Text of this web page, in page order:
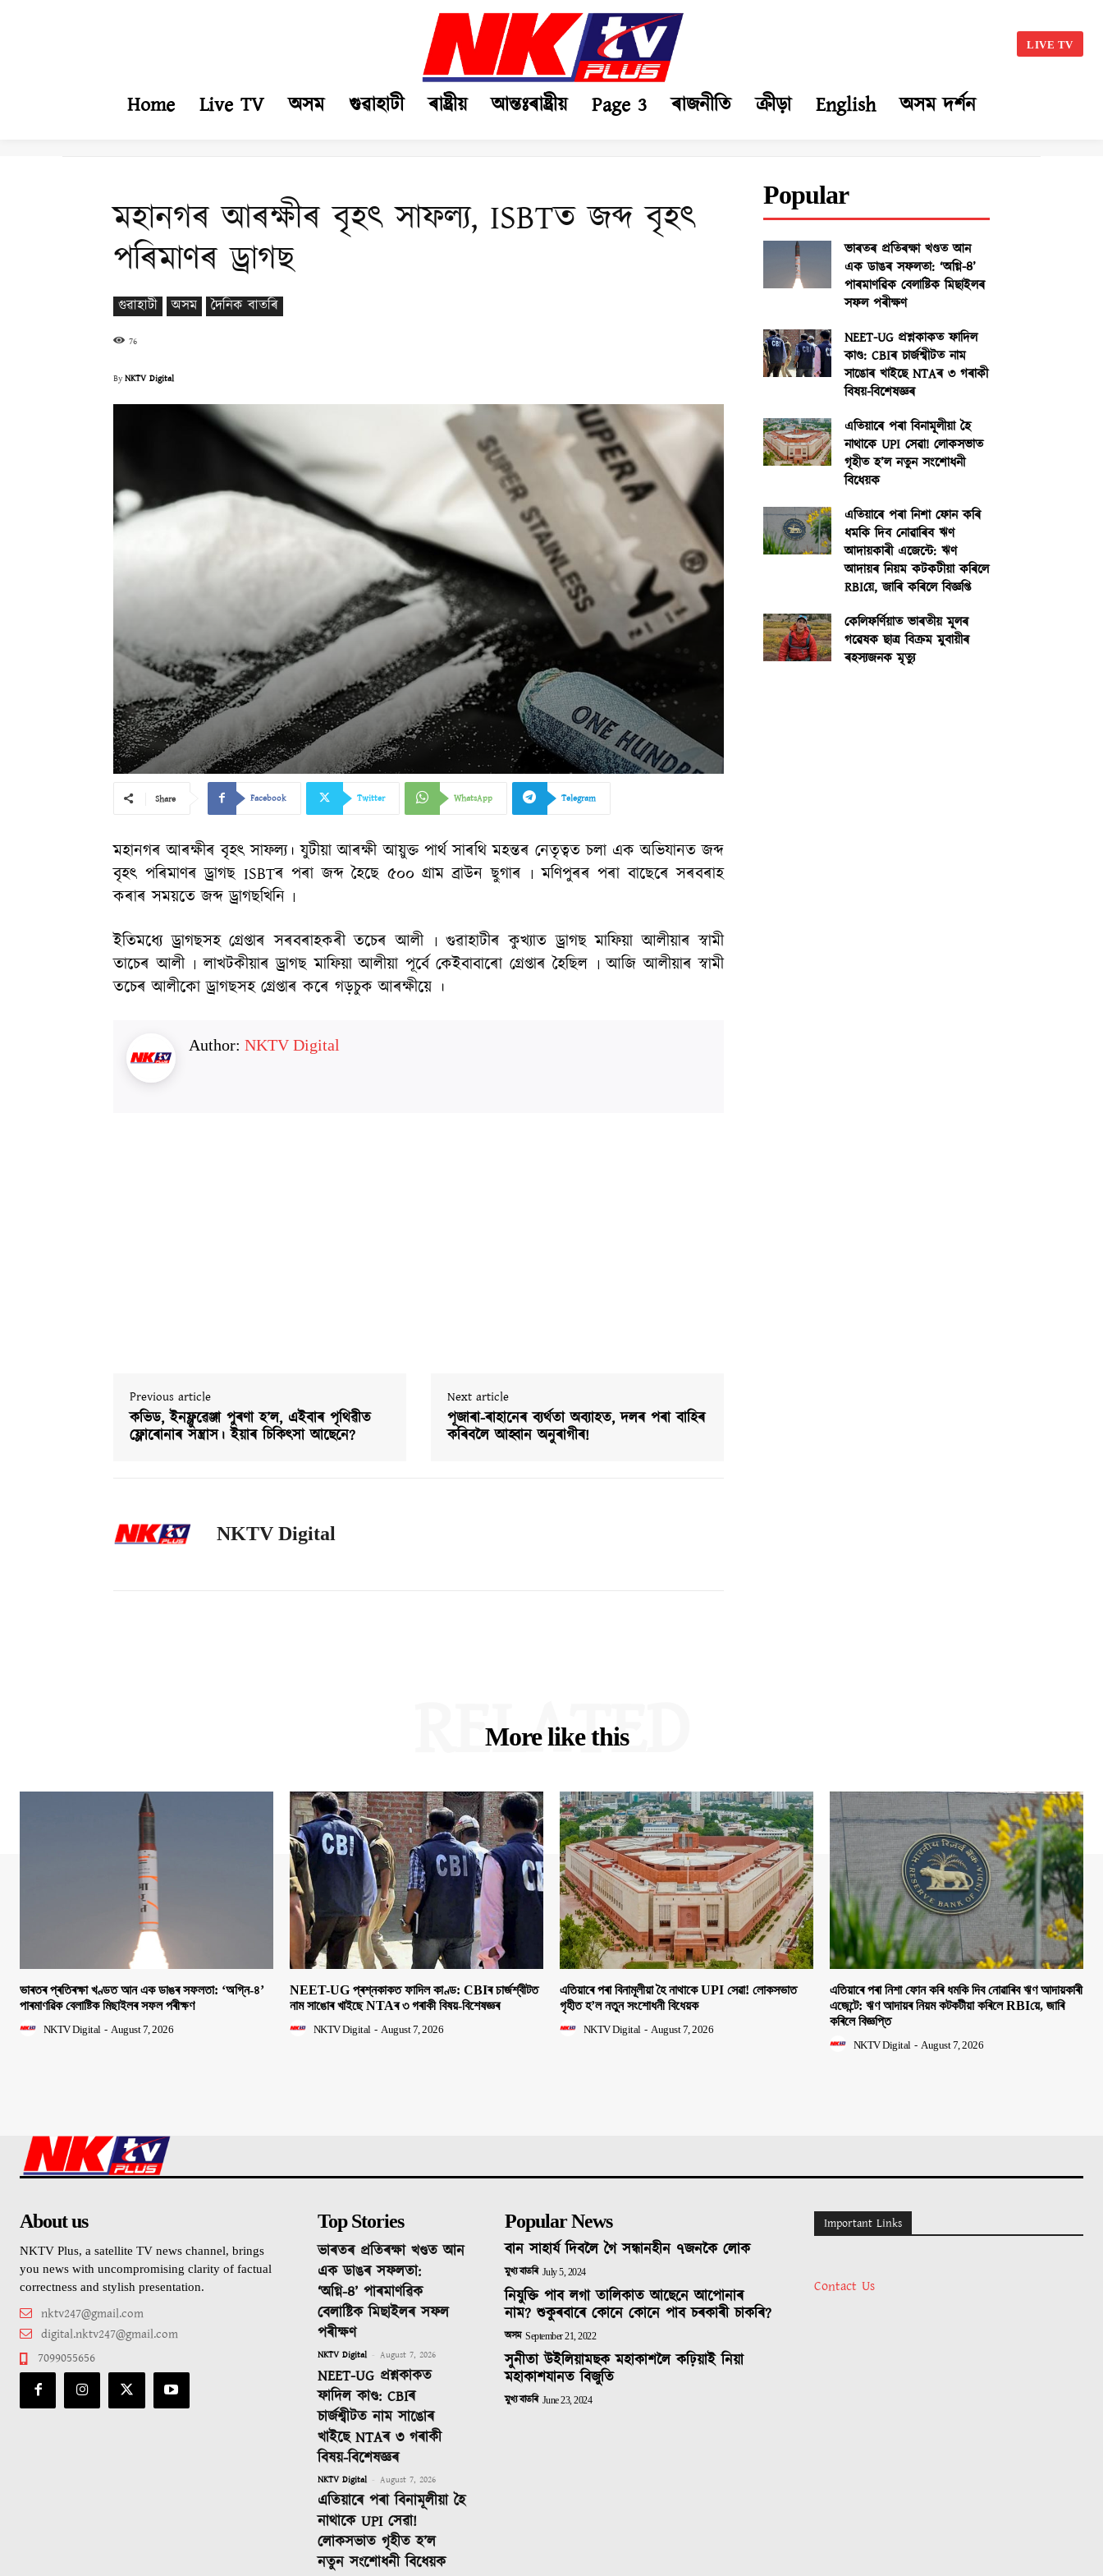
LIVE TV
Home Live TV অসম গুৱাহাটী ৰাষ্ট্ৰীয় আন্তঃৰাষ্ট্ৰীয় Page 3 ৰাজনীতি ক্ৰীড়া English অসম দৰ্শন
মহানগৰ আৰক্ষীৰ বৃহৎ সাফল্য, ISBTত জব্দ বৃহৎ
পৰিমাণৰ ড্ৰাগছ
গুৱাহাটী অসম দৈনিক বাতৰি
76
ByNKTV Digital
Share Facebook Twitter WhatsApp Telegram
মহানগৰ আৰক্ষীৰ বৃহৎ সাফল্য। যুটীয়া আৰক্ষী আয়ুক্ত পাৰ্থ সাৰথি মহন্তৰ নেতৃত্বত চলা এক অভিযানত জব্দ
বৃহৎ পৰিমাণৰ ড্ৰাগছ ISBTৰ পৰা জব্দ হৈছে ৫০০ গ্ৰাম ব্ৰাউন ছুগাৰ ৷ মণিপুৰৰ পৰা বাছেৰে সৰবৰাহ
কৰাৰ সময়তে জব্দ ড্ৰাগছখিনি ৷
ইতিমধ্যে ড্ৰাগছসহ গ্ৰেপ্তাৰ সৰবৰাহকৰী তচেৰ আলী ৷ গুৱাহাটীৰ কুখ্যাত ড্ৰাগছ মাফিয়া আলীয়াৰ স্বামী
তাচেৰ আলী ৷ লাখটকীয়াৰ ড্ৰাগছ মাফিয়া আলীয়া পূৰ্বে কেইবাবাৰো গ্ৰেপ্তাৰ হৈছিল ৷ আজি আলীয়াৰ স্বামী
তচেৰ আলীকো ড্ৰাগছসহ গ্ৰেপ্তাৰ কৰে গড়চুক আৰক্ষীয়ে ।
Author: NKTV Digital
Previous article
কভিড, ইনফ্লুৱেঞ্জা পুৰণা হ’ল, এইবাৰ পৃথিৱীত
ফ্লোৰোনাৰ সন্ত্ৰাস। ইয়াৰ চিকিৎসা আছেনে?
Next article
পূজাৰা-ৰাহানেৰ ব্যৰ্থতা অব্যাহত, দলৰ পৰা বাহিৰ
কৰিবলৈ আহ্বান অনুৰাগীৰ!
NKTV Digital
Popular
ভাৰতৰ প্ৰতিৰক্ষা খণ্ডত আন
এক ডাঙৰ সফলতা: ‘অগ্নি-৪’
পাৰমাণৱিক বেলাষ্টিক মিছাইলৰ
সফল পৰীক্ষণ
NEET-UG প্ৰশ্নকাকত ফাদিল
কাণ্ড: CBIৰ চাৰ্জশ্বীটত নাম
সাঙোৰ খাইছে NTAৰ ৩ গৰাকী
বিষয়-বিশেষজ্ঞৰ
এতিয়াৰে পৰা বিনামূলীয়া হৈ
নাথাকে UPI সেৱা! লোকসভাত
গৃহীত হ’ল নতুন সংশোধনী
বিধেয়ক
এতিয়াৰে পৰা নিশা ফোন কৰি
ধমকি দিব নোৱাৰিব ঋণ
আদায়কাৰী এজেন্টে: ঋণ
আদায়ৰ নিয়ম কটকটীয়া কৰিলে
RBIয়ে, জাৰি কৰিলে বিজ্ঞপ্তি
কেলিফৰ্ণিয়াত ভাৰতীয় মূলৰ
গৱেষক ছাত্ৰ বিক্ৰম মুবায়ীৰ
ৰহস্যজনক মৃত্যু
More like this
RELATED
ভাৰতৰ প্ৰতিৰক্ষা খণ্ডত আন এক ডাঙৰ সফলতা: ‘অগ্নি-৪’
পাৰমাণৱিক বেলাষ্টিক মিছাইলৰ সফল পৰীক্ষণ
NKTV Digital - August 7, 2026
NEET-UG প্ৰশ্নকাকত ফাদিল কাণ্ড: CBIৰ চাৰ্জশ্বীটত
নাম সাঙোৰ খাইছে NTAৰ ৩ গৰাকী বিষয়-বিশেষজ্ঞৰ
NKTV Digital - August 7, 2026
এতিয়াৰে পৰা বিনামূলীয়া হৈ নাথাকে UPI সেৱা! লোকসভাত
গৃহীত হ’ল নতুন সংশোধনী বিধেয়ক
NKTV Digital - August 7, 2026
এতিয়াৰে পৰা নিশা ফোন কৰি ধমকি দিব নোৱাৰিব ঋণ আদায়কাৰী
এজেন্টে: ঋণ আদায়ৰ নিয়ম কটকটীয়া কৰিলে RBIয়ে, জাৰি
কৰিলে বিজ্ঞপ্তি
NKTV Digital - August 7, 2026
About us
NKTV Plus, a satellite TV news channel, brings
you news with uncompromising clarity of factual
correctness and stylish presentation.
nktv247@gmail.com
digital.nktv247@gmail.com
7099055656
Top Stories
ভাৰতৰ প্ৰতিৰক্ষা খণ্ডত আন
এক ডাঙৰ সফলতা:
‘অগ্নি-৪’ পাৰমাণৱিক
বেলাষ্টিক মিছাইলৰ সফল
পৰীক্ষণ
NKTV Digital - August 7, 2026
NEET-UG প্ৰশ্নকাকত
ফাদিল কাণ্ড: CBIৰ
চাৰ্জশ্বীটত নাম সাঙোৰ
খাইছে NTAৰ ৩ গৰাকী
বিষয়-বিশেষজ্ঞৰ
NKTV Digital - August 7, 2026
এতিয়াৰে পৰা বিনামূলীয়া হৈ
নাথাকে UPI সেৱা!
লোকসভাত গৃহীত হ’ল
নতুন সংশোধনী বিধেয়ক
Popular News
বান সাহাৰ্য দিবলৈ গৈ সন্ধানহীন ৭জনকৈ লোক
মুখ্য বাতৰি July 5, 2024
নিযুক্তি পাব লগা তালিকাত আছেনে আপোনাৰ
নাম? শুকুৰবাৰে কোনে কোনে পাব চৰকাৰী চাকৰি?
অসম September 21, 2022
সুনীতা উইলিয়ামছক মহাকাশলৈ কঢ়িয়াই নিয়া
মহাকাশযানত বিজুতি
মুখ্য বাতৰি June 23, 2024
Important Links
Contact Us